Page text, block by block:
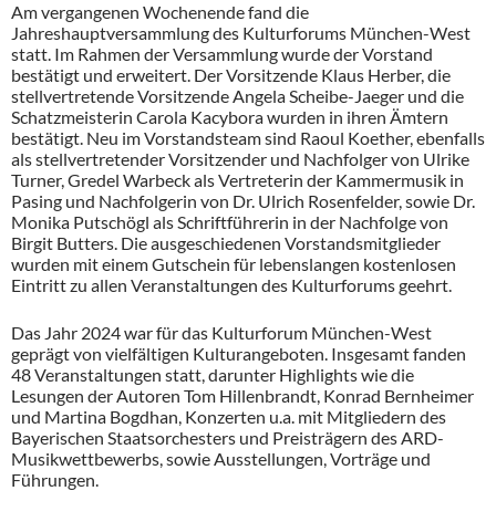
Am vergangenen Wochenende fand die
Jahreshauptversammlung des Kulturforums München-West
statt. Im Rahmen der Versammlung wurde der Vorstand
bestätigt und erweitert. Der Vorsitzende Klaus Herber, die
stellvertretende Vorsitzende Angela Scheibe-Jaeger und die
Schatzmeisterin Carola Kacybora wurden in ihren Ämtern
bestätigt. Neu im Vorstandsteam sind Raoul Koether, ebenfalls
als stellvertretender Vorsitzender und Nachfolger von Ulrike
Turner, Gredel Warbeck als Vertreterin der Kammermusik in
Pasing und Nachfolgerin von Dr. Ulrich Rosenfelder, sowie Dr.
Monika Putschögl als Schriftführerin in der Nachfolge von
Birgit Butters. Die ausgeschiedenen Vorstandsmitglieder
wurden mit einem Gutschein für lebenslangen kostenlosen
Eintritt zu allen Veranstaltungen des Kulturforums geehrt.
Das Jahr 2024 war für das Kulturforum München-West
geprägt von vielfältigen Kulturangeboten. Insgesamt fanden
48 Veranstaltungen statt, darunter Highlights wie die
Lesungen der Autoren Tom Hillenbrandt, Konrad Bernheimer
und Martina Bogdhan, Konzerten u.a. mit Mitgliedern des
Bayerischen Staatsorchesters und Preisträgern des ARD-
Musikwettbewerbs, sowie Ausstellungen, Vorträge und
Führungen.